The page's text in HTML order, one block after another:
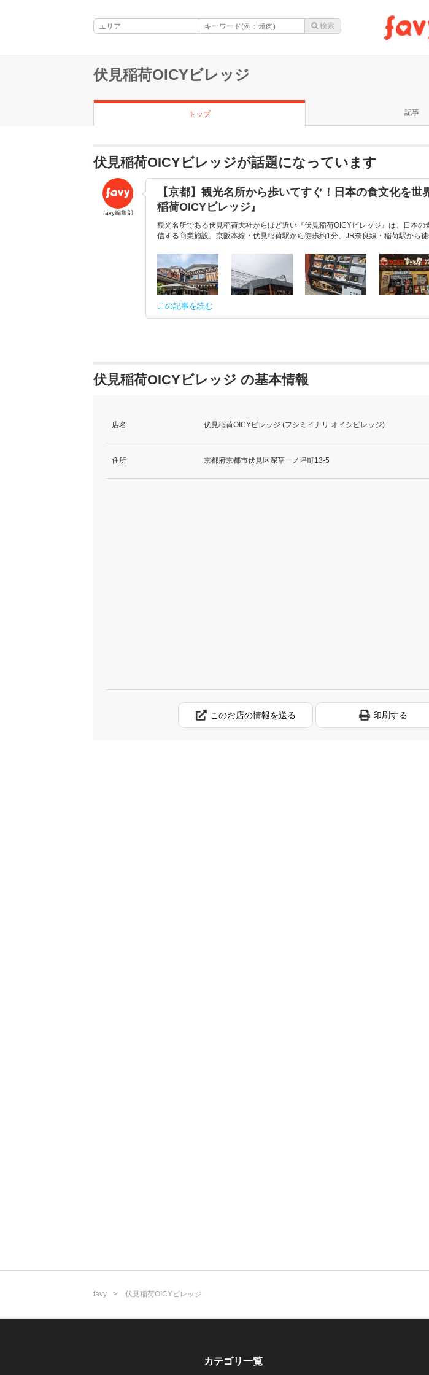
伏見稲荷OICYビレッジ
トップ 記事
伏見稲荷OICYビレッジが話題になっています
favy編集部
【京都】観光名所から歩いてすぐ！日本の食文化を世
稲荷OICYビレッジ』
観光名所である伏見稲荷大社からほど近い『伏見稲荷OICYビレッジ』は、日本の
信する商業施設。京阪本線・伏見稲荷駅から徒歩約1分、JR奈良線・稲荷駅から徒
この記事を読む
伏見稲荷OICYビレッジ の基本情報
店名 伏見稲荷OICYビレッジ (フシミイナリ オイシビレッジ)
住所 京都府京都市伏見区深草一ノ坪町13-5
このお店の情報を送る 印刷する
favy 伏見稲荷OICYビレッジ
カテゴリ一覧